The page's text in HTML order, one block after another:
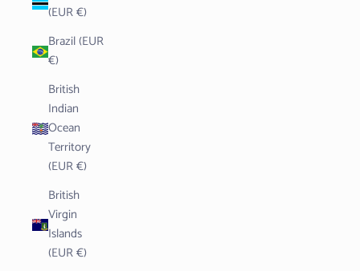
(EUR €)
Brazil (EUR
€)
British
Indian
Ocean
Territory
(EUR €)
British
Virgin
Islands
(EUR €)